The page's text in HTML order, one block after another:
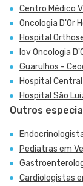
Centro Médico
Oncologia D'Or
Hospital
Iov Oncologia
Guarulhos -
Hospital
Hospital São
Outros
Pediatras em
Cardiologistas